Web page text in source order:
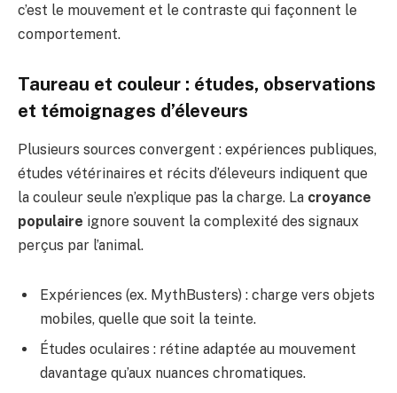
c’est le mouvement et le contraste qui façonnent le
comportement.
Taureau et couleur : études, observations
et témoignages d’éleveurs
Plusieurs sources convergent : expériences publiques,
études vétérinaires et récits d’éleveurs indiquent que
la couleur seule n’explique pas la charge. La croyance
populaire ignore souvent la complexité des signaux
perçus par l’animal.
Expériences (ex. MythBusters) : charge vers objets
mobiles, quelle que soit la teinte.
Études oculaires : rétine adaptée au mouvement
davantage qu’aux nuances chromatiques.